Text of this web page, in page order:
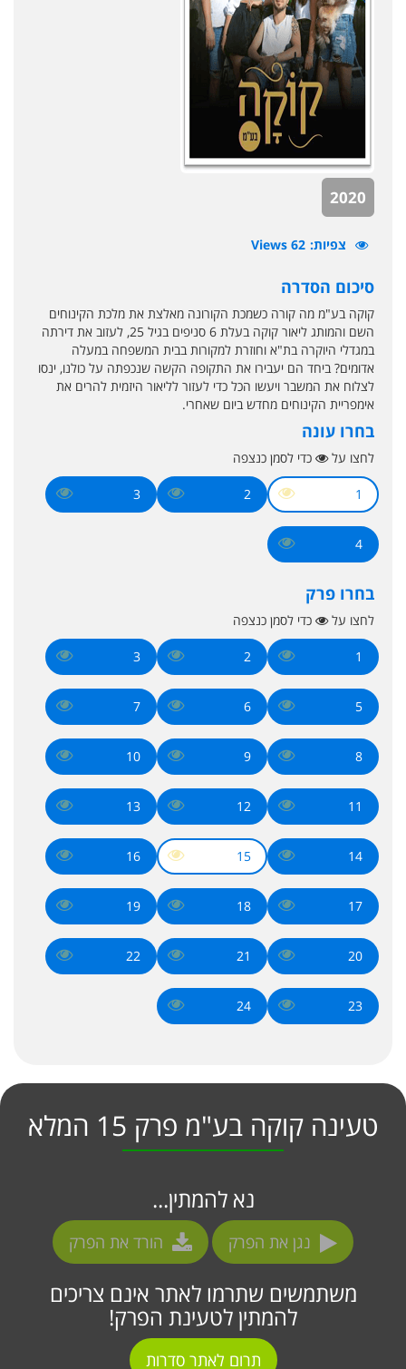
2020
צפיות 62 Views
סיכום הסדרה
קוקה בע"מ מה קורה כשמכת הקורונה מאלצת את מלכת הקינוחים
השם והמותג ליאור קוקה בעלת 6 סניפים בגיל 25, לעזוב את דירתה
במגדלי היוקרה בת"א וחוזרת למקורות בבית המשפחה במעלה
אדומים? ביחד הם יעבירו את התקופה הקשה שנכפתה על כולנו, ינסו
לצלוח את המשבר ויעשו הכל כדי לעזור לליאור היזמית להרים את
אימפריית הקינוחים מחדש ביום שאחרי.
בחרו עונה
לחצו על כדי לסמן כנצפה
1
2
3
4
בחרו פרק
לחצו על כדי לסמן כנצפה
1
2
3
5
6
7
8
9
10
11
12
13
14
15
16
17
18
19
20
21
22
23
24
טעינה קוקה בע"מ פרק 15 המלא
נא להמתין...
נגן את הפרק הורד את הפרק
משתמשים שתרמו לאתר אינם צריכים
להמתין לטעינת הפרק!
תרום לאתר סדרות